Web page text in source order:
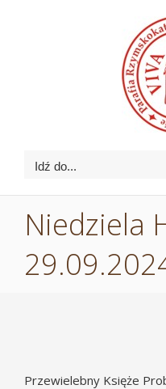
Idź do...
Niedziela
Przewielebny Księże